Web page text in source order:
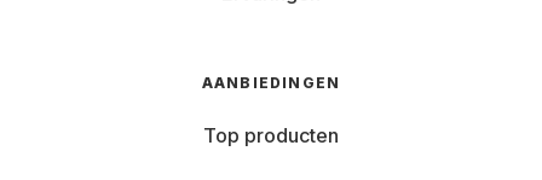
AANBIEDINGEN
Top producten